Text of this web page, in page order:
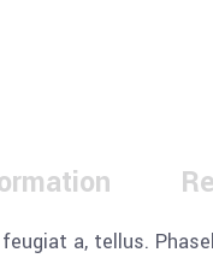
a, tellus.